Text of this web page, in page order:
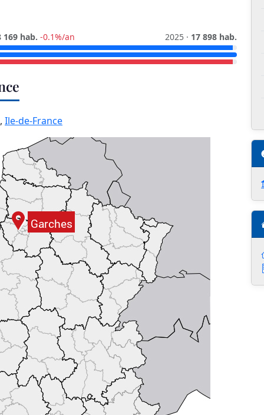
169 hab. -0.1%/an 2025 · 17 898 hab.
, Ile-de-France